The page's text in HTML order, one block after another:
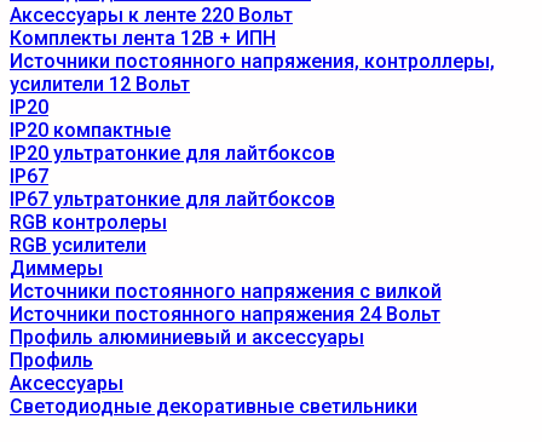
Аксессуары к ленте 220 Вольт
Комплекты лента 12В + ИПН
Источники постоянного напряжения, контроллеры,
усилители 12 Вольт
IP20
IP20 компактные
IP20 ультратонкие для лайтбоксов
IP67
IP67 ультратонкие для лайтбоксов
RGB контролеры
RGB усилители
Диммеры
Источники постоянного напряжения с вилкой
Источники постоянного напряжения 24 Вольт
Профиль алюминиевый и аксессуары
Профиль
Аксессуары
Светодиодные декоративные светильники